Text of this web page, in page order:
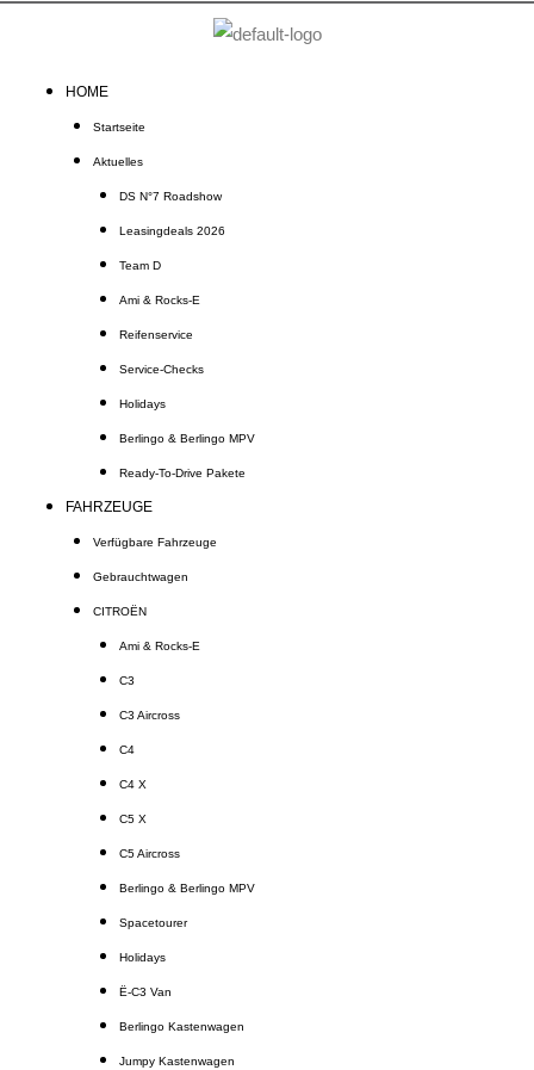
HOME
Startseite
Aktuelles
DS N°7 Roadshow
Leasingdeals 2026
Team D
Ami & Rocks-E
Reifenservice
Service-Checks
Holidays
Berlingo & Berlingo MPV
Ready-To-Drive Pakete
FAHRZEUGE
Verfügbare Fahrzeuge
Gebrauchtwagen
CITROËN
Ami & Rocks-E
C3
C3 Aircross
C4
C4 X
C5 X
C5 Aircross
Berlingo & Berlingo MPV
Spacetourer
Holidays
Ë-C3 Van
Berlingo Kastenwagen
Jumpy Kastenwagen